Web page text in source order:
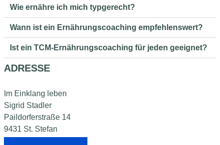
Wie ernähre ich mich typgerecht?
Wann ist ein Ernährungscoaching empfehlenswert?
Ist ein TCM-Ernährungscoaching für jeden geeignet?
ADRESSE
Im Einklang leben
Sigrid Stadler
Paildorferstraße 14
9431 St. Stefan